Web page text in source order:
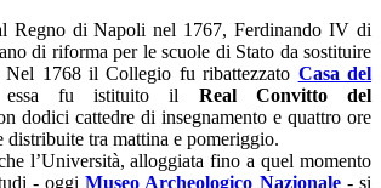
Regno di Napoli nel 1767, Ferdinando IV di
di riforma per le scuole di Stato da sostituire
Nel 1768 il Collegio fu ribattezzato Casa del
fu istituito il Real Convitto del
dodici cattedre di insegnamento e quattro ore
tra mattina e pomeriggio.
l’Università, alloggiata fino a quel momento
- oggiMuseo Archeologico Nazionale- si